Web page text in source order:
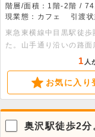
階層/面積：1階-2階 /
現業態：カフェ
引渡
東急東横線中目黒駅徒
た。山手通り沿いの路
されているため、物件
階がカフェ、2階が美容
蔵設備・ステンレスフ
しとなります。2階は医
しとなりますので、様
手通り沿いの好立地物件
い。面積：各階37.26平
1 人
お気に入り
奥沢駅徒歩2分